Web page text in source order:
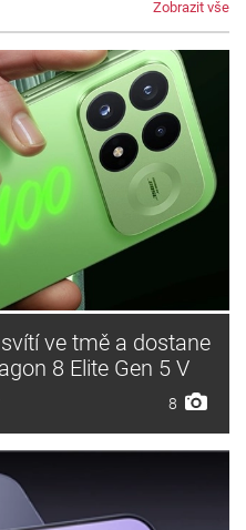
Zobrazit vše
ve tmě a dostane
8 Elite Gen 5 V
8